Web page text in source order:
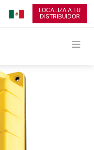
LOCALIZA A TU
DISTRIBUIDOR